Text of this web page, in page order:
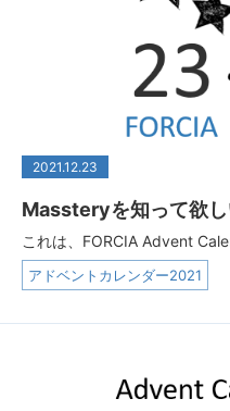
2021.12.23
Massteryを知って欲
これは、FORCIA Advent
アドベントカレンダー2021